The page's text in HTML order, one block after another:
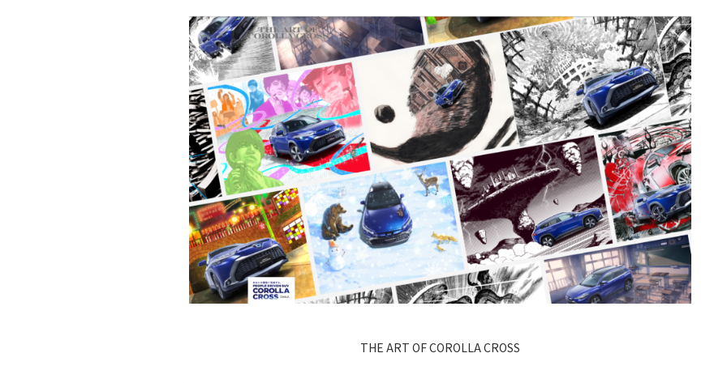
THE ART OF COROLLA CROSS